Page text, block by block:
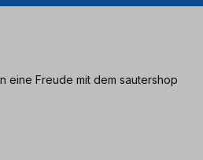
eine Freude mit dem sautershop